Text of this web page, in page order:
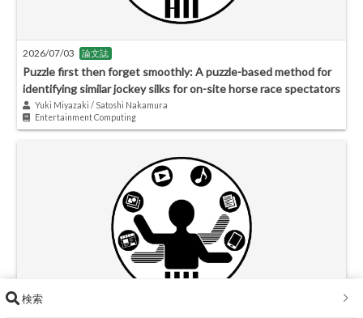
2026/07/03 論文誌
Puzzle first then forget smoothly: A puzzle-based method for
identifying similar jockey silks for on-site horse race spectators
Yuki Miyazaki / Satoshi Nakamura
Entertainment Computing
検索